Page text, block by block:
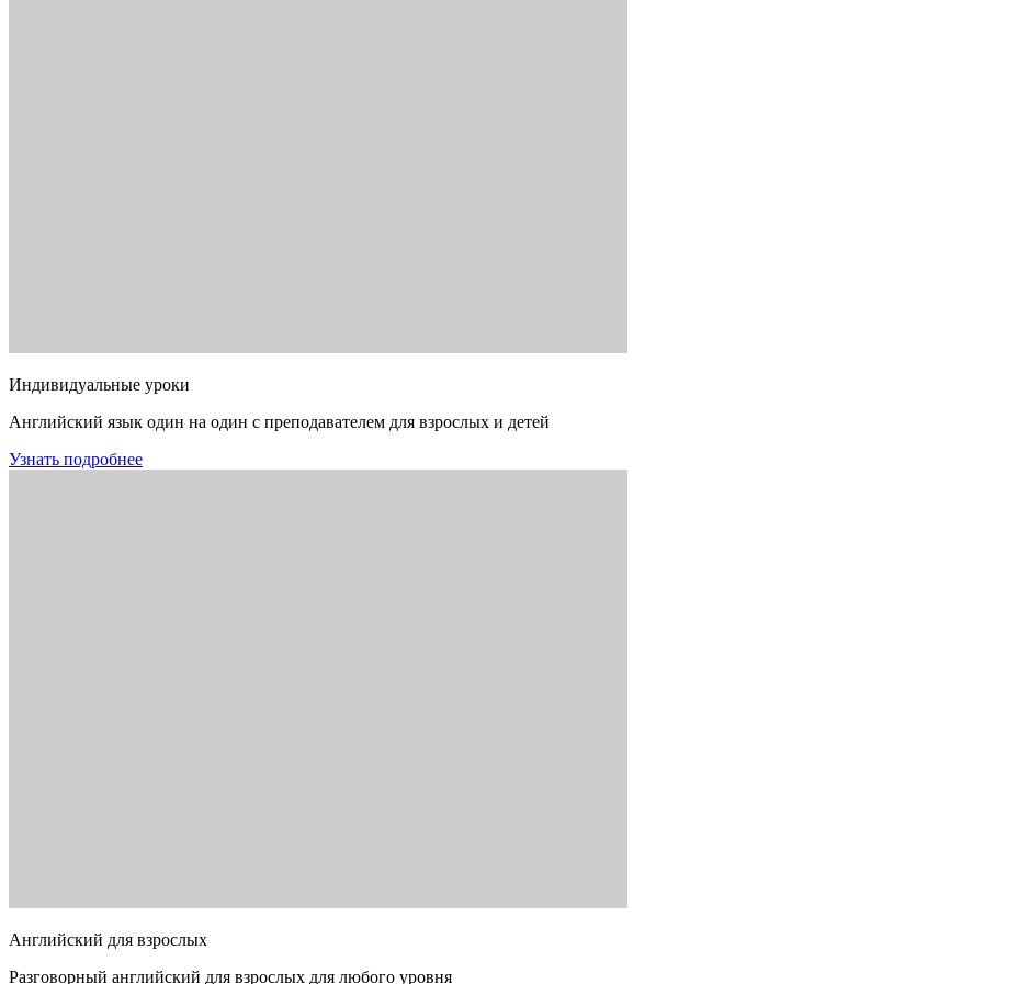
Индивидуальные уроки
Английский язык один на один с преподавателем для взрослых и детей
Узнать подробнее
Английский для взрослых
Разговорный английский для взрослых для любого уровня